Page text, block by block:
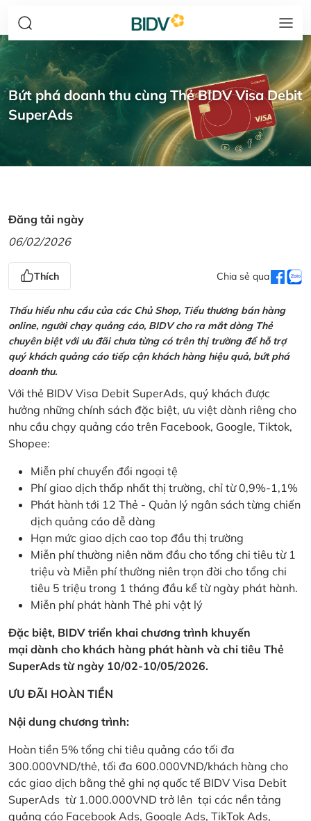
Bứt phá doanh thu cùng Thẻ BIDV Visa Debit
SuperAds
Đăng tải ngày
06/02/2026
Thích Chia sẻ qua
Thấu hiểu nhu cầu của các Chủ Shop, Tiểu thương bán hàng
online, người chạy quảng cáo, BIDV cho ra mắt dòng Thẻ
chuyên biệt với ưu đãi chưa từng có trên thị trường để hỗ trợ
quý khách quảng cáo tiếp cận khách hàng hiệu quả, bứt phá
doanh thu.
Với thẻ BIDV Visa Debit SuperAds, quý khách được
hưởng những chính sách đặc biệt, ưu việt dành riêng cho
nhu cầu chạy quảng cáo trên Facebook, Google, Tiktok,
Shopee:
Miễn phí chuyển đổi ngoại tệ
Phí giao dịch thấp nhất thị trường, chỉ từ 0,9%-1,1%
Phát hành tới 12 Thẻ - Quản lý ngân sách từng chiến
dịch quảng cáo dễ dàng
Hạn mức giao dịch cao top đầu thị trường
Miễn phí thường niên năm đầu cho tổng chi tiêu từ 1
triệu và Miễn phí thường niên trọn đời cho tổng chi
tiêu 5 triệu trong 1 tháng đầu kể từ ngày phát hành.
Miễn phí phát hành Thẻ phi vật lý
Đặc biệt, BIDV triển khai chương trình khuyến
mại dành cho khách hàng phát hành và chi tiêu Thẻ
SuperAds từ ngày 10/02-10/05/2026.
ƯU ĐÃI HOÀN TIỀN
Nội dung chương trình:
Hoàn tiền 5% tổng chi tiêu quảng cáo tối đa
300.000VND/thẻ, tối đa 600.000VND/khách hàng cho
các giao dịch bằng thẻ ghi nợ quốc tế BIDV Visa Debit
SuperAds từ 1.000.000VND trở lên tại các nền tảng
quảng cáo Facebook Ads, Google Ads, TikTok Ads,